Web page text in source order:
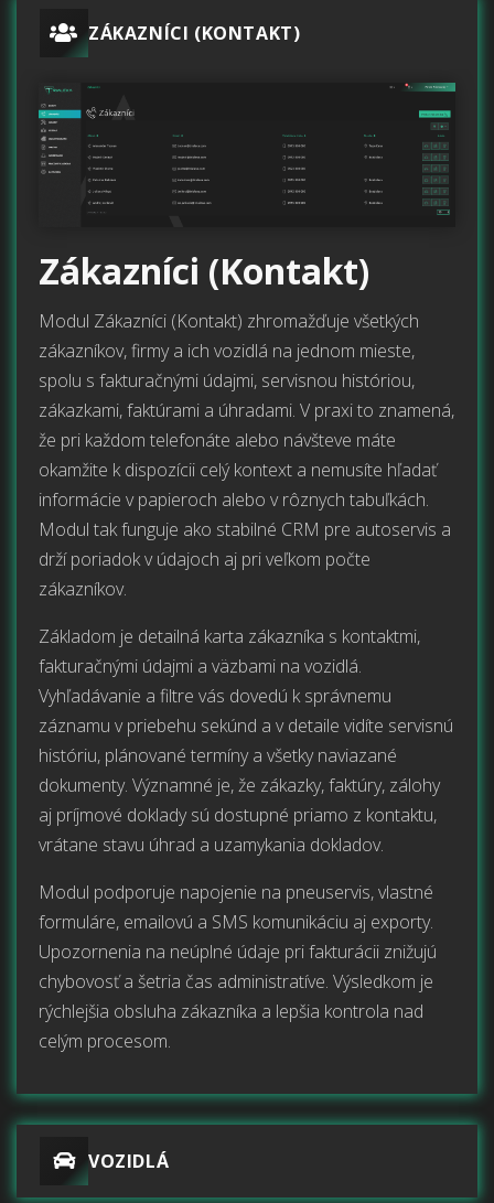
ZÁKAZNÍCI (KONTAKT)
Zákazníci (Kontakt)
Modul Zákazníci (Kontakt) zhromažďuje všetkých
zákazníkov, firmy a ich vozidlá na jednom mieste,
spolu s fakturačnými údajmi, servisnou históriou,
zákazkami, faktúrami a úhradami. V praxi to znamená,
že pri každom telefonáte alebo návšteve máte
okamžite k dispozícii celý kontext a nemusíte hľadať
informácie v papieroch alebo v rôznych tabuľkách.
Modul tak funguje ako stabilné CRM pre autoservis a
drží poriadok v údajoch aj pri veľkom počte
zákazníkov.
Základom je detailná karta zákazníka s kontaktmi,
fakturačnými údajmi a väzbami na vozidlá.
Vyhľadávanie a filtre vás dovedú k správnemu
záznamu v priebehu sekúnd a v detaile vidíte servisnú
históriu, plánované termíny a všetky naviazané
dokumenty. Významné je, že zákazky, faktúry, zálohy
aj príjmové doklady sú dostupné priamo z kontaktu,
vrátane stavu úhrad a uzamykania dokladov.
Modul podporuje napojenie na pneuservis, vlastné
formuláre, emailovú a SMS komunikáciu aj exporty.
Upozornenia na neúplné údaje pri fakturácii znižujú
chybovosť a šetria čas administratíve. Výsledkom je
rýchlejšia obsluha zákazníka a lepšia kontrola nad
celým procesom.
VOZIDLÁ